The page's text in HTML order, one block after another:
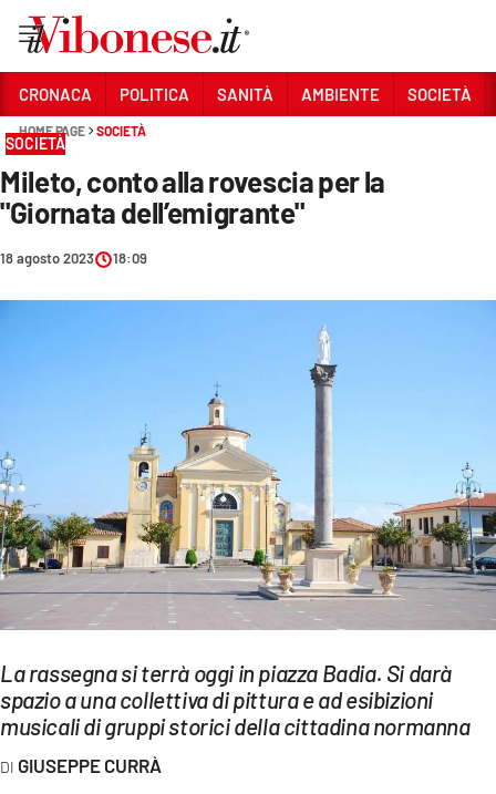
Sezioni
CRONACA
POLITICA
SANITÀ
ECONOMIA E LAVORO
EVENTI
SPORT
Streaming
LAC NETWORK
CRONACA POLITICA SANITÀ AMBIENTE SOCIETÀ
HOME PAGE SOCIETÀ
SOCIETÀ
Mileto, conto alla rovescia per la
"Giornata dell’emigrante"
18 agosto 2023 18:09
La rassegna si terrà oggi in piazza Badia. Si darà
spazio a una collettiva di pittura e ad esibizioni
musicali di gruppi storici della cittadina normanna
GIUSEPPE CURRÀ